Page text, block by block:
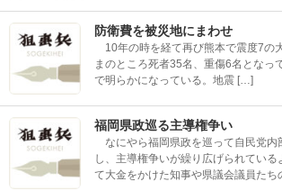
防衛費を被災地にまわせ
10年の時を経て再び熊本で震度7の
まのところ死者35名、重傷6名となっ
で明らかになっている。地震 […]
福岡県政巡る主導権争い
なにやら福岡県政を巡って自民党内
し、主導権争いが繰り広げられている
て大金をかけた知事や県議会議員た